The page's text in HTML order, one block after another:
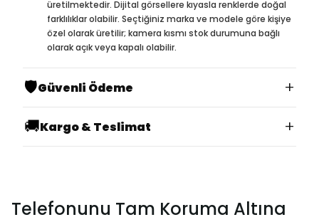
üretilmektedir. Dijital görsellere kıyasla renklerde doğal
farklılıklar olabilir. Seçtiğiniz marka ve modele göre kişiye
özel olarak üretilir; kamera kısmı stok durumuna bağlı
olarak açık veya kapalı olabilir.
🛡️Güvenli Ödeme
+
🚚Kargo & Teslimat +
Telefonunu Tam Koruma Altına